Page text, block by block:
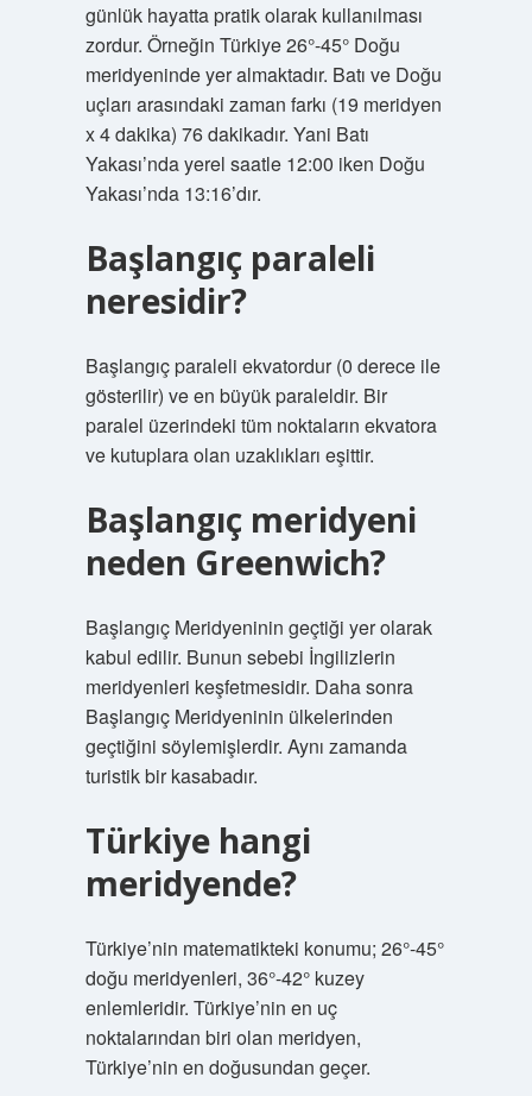
günlük hayatta pratik olarak kullanılması
zordur. Örneğin Türkiye 26°-45° Doğu
meridyeninde yer almaktadır. Batı ve Doğu
uçları arasındaki zaman farkı (19 meridyen
x 4 dakika) 76 dakikadır. Yani Batı
Yakası’nda yerel saatle 12:00 iken Doğu
Yakası’nda 13:16’dır.
Başlangıç paraleli
neresidir?
Başlangıç ​​paraleli ekvatordur (0 derece ile
gösterilir) ve en büyük paraleldir. Bir
paralel üzerindeki tüm noktaların ekvatora
ve kutuplara olan uzaklıkları eşittir.
Başlangıç meridyeni
neden Greenwich?
Başlangıç ​​Meridyeninin geçtiği yer olarak
kabul edilir. Bunun sebebi İngilizlerin
meridyenleri keşfetmesidir. Daha sonra
Başlangıç ​​Meridyeninin ülkelerinden
geçtiğini söylemişlerdir. Aynı zamanda
turistik bir kasabadır.
Türkiye hangi
meridyende?
Türkiye’nin matematikteki konumu; 26°-45°
doğu meridyenleri, 36°-42° kuzey
enlemleridir. Türkiye’nin en uç
noktalarından biri olan meridyen,
Türkiye’nin en doğusundan geçer.